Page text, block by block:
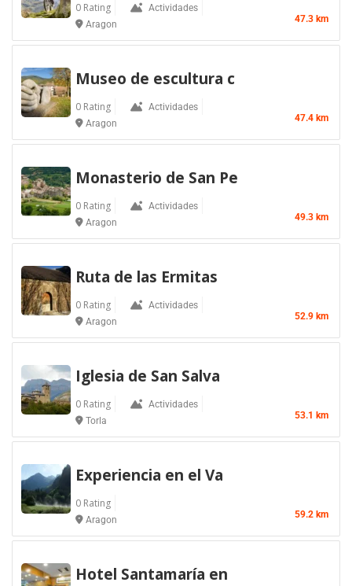
0 Rating
Actividades
Aragon
47.3 km
Museo de escultura c
0 Rating
Actividades
Aragon
47.4 km
Monasterio de San Pe
0 Rating
Actividades
Aragon
49.3 km
Ruta de las Ermitas
0 Rating
Actividades
Aragon
52.9 km
Iglesia de San Salva
0 Rating
Actividades
Torla
53.1 km
Experiencia en el Va
0 Rating
Aragon 59.2 km
Hotel Santamaría en